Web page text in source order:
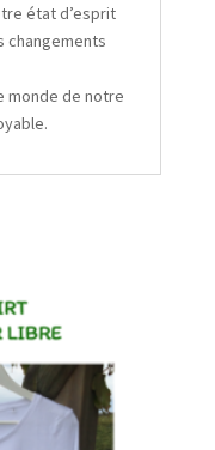
état d’esprit
changements
monde de notre